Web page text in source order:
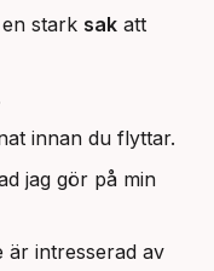
stark sak att
innan du flyttar.
jag gör på min
är intresserad av